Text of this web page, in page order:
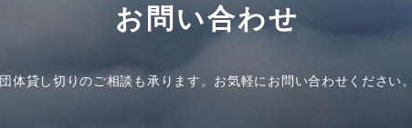
お問い合わせ
団体貸し切りのご相談も承ります。 お気軽にお問い合わせください